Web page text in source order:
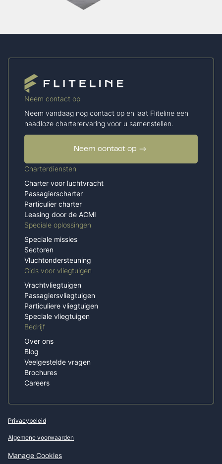
Neem contact op
Neem vandaag nog contact op en laat Fliteline een
naadloze charterervaring voor u samenstellen.
Neem contact op
Charterdiensten
Charter voor luchtvracht
Passagierscharter
Particulier charter
Leasing door de ACMI
Speciale oplossingen
Speciale missies
Sectoren
Vluchtondersteuning
Gids voor vliegtuigen
Vrachtvliegtuigen
Passagiersvliegtuigen
Particuliere vliegtuigen
Speciale vliegtuigen
Bedrijf
Over ons
Blog
Veelgestelde vragen
Brochures
Careers
Privacybeleid
Algemene voorwaarden
Manage Cookies